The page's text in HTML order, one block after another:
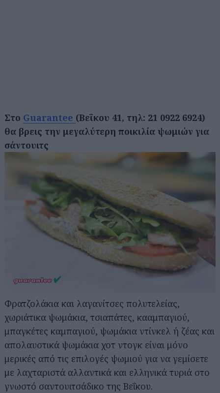
Στο Guarantee (Βεΐκου 41, τηλ: 21 0922 6924)
θα βρεις την μεγαλύτερη ποικιλία ψωμιών για
σάντουιτς
Φρατζολάκια και λαγανίτσες πολυτελείας,
χωριάτικα ψωμάκια, τσιαπάτες, κααμπαγιού,
μπαγκέτες καμπαγιού, ψωμάκια ντίνκελ ή ζέας και
απολαυστικά ψωμάκια χοτ ντογκ είναι μόνο
μερικές από τις επιλογές ψωμιού για να γεμίσετε
με λαχταριστά αλλαντικά και ελληνικά τυριά στο
γνωστό σαντουιτσάδικο της Βεΐκου.